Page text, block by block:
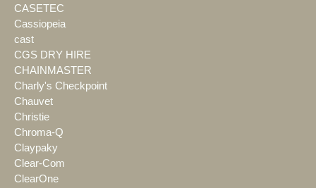
CASETEC
Cassiopeia
cast
CGS DRY HIRE
CHAINMASTER
Charly's Checkpoint
Chauvet
Christie
Chroma-Q
Claypaky
Clear-Com
ClearOne